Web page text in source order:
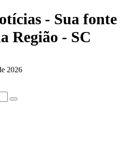
- Sua fonte
Região - SC
2026